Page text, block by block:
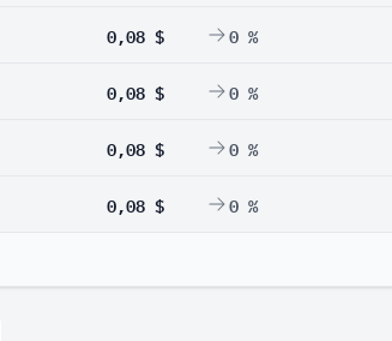
0,08 $ 0 %
0,08 $ 0 %
0,08 $ 0 %
0,08 $ 0 %